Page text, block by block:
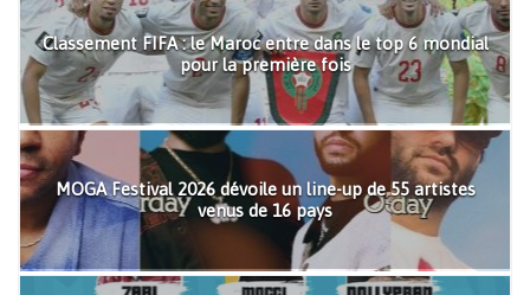
Classement FIFA : le Maroc entre dans le top 6 mondial
pour la première fois
MOGA Festival 2026 dévoile un line-up de 55 artistes
venus de 16 pays